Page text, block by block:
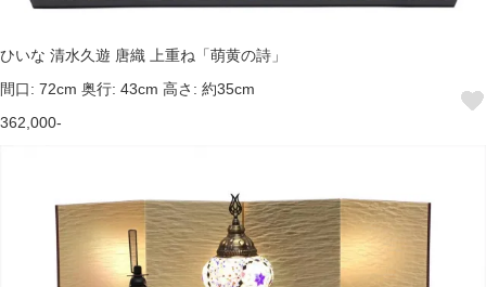
ひいな 清水久遊 唐織 上重ね「萌黄の詩」
間口: 72cm 奥行: 43cm 高さ: 約35cm
362,000-